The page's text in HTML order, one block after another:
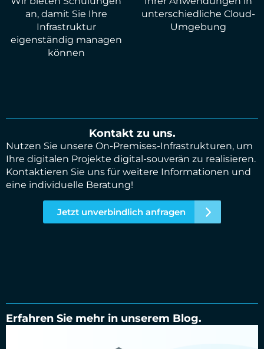
an, damit Sie Ihre
Infrastruktur
eigenständig managen
können
unterschiedliche Cloud-
Umgebung
Kontakt zu uns.
Nutzen Sie unsere On-Premises-Infrastrukturen, um
Ihre digitalen Projekte digital-souverän zu realisieren.
Kontaktieren Sie uns für weitere Informationen und
eine individuelle Beratung!
Jetzt unverbindlich anfragen
Erfahren Sie mehr in unserem Blog.